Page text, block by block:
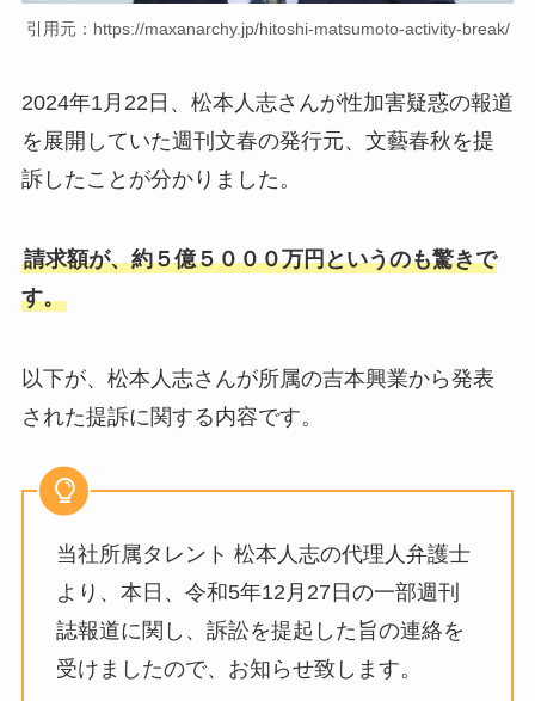
引用元：https://maxanarchy.jp/hitoshi-matsumoto-activity-break/
2024年1月22日、松本人志さんが性加害疑惑の報道
を展開していた週刊文春の発行元、文藝春秋を提
訴したことが分かりました。
請求額が、約５億５０００万円というのも驚きで
す。
以下が、松本人志さんが所属の吉本興業から発表
された提訴に関する内容です。
当社所属タレント 松本人志の代理人弁護士
より、本日、令和5年12月27日の一部週刊
誌報道に関し、訴訟を提起した旨の連絡を
受けましたので、お知らせ致します。